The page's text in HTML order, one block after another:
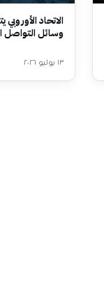
الاتحاد
وسائل التواصل
١٣ يوليو ٢٠٢٦